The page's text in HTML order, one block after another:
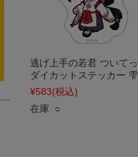
逃げ上手の若君 ついてっ
ダイカットステッカー 雫
¥583(税込)
在庫 ○